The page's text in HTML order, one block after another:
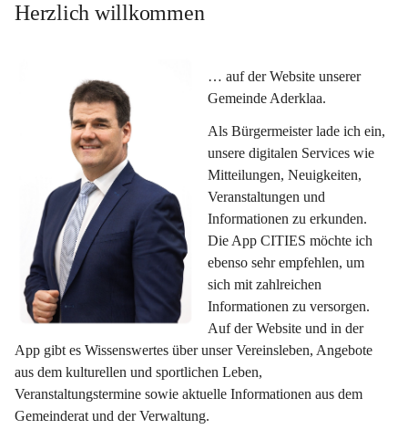
Herzlich willkommen
… auf der Website unserer
Gemeinde Aderklaa.
Als Bürgermeister lade ich ein,
unsere digitalen Services wie
Mitteilungen, Neuigkeiten,
Veranstaltungen und
Informationen zu erkunden.
Die App CITIES möchte ich
ebenso sehr empfehlen, um
sich mit zahlreichen
Informationen zu versorgen.
Auf der Website und in der
App gibt es Wissenswertes über unser Vereinsleben, Angebote
aus dem kulturellen und sportlichen Leben,
Veranstaltungstermine sowie aktuelle Informationen aus dem
Gemeinderat und der Verwaltung.